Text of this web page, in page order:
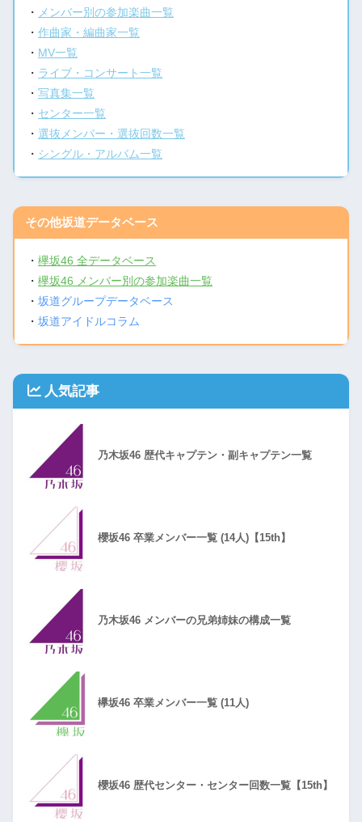
・ メンバー別の参加楽曲一覧
・作曲家・編曲家一覧
・ MV一覧
・ ライブ・コンサート一覧
・写真集一覧
・ センター一覧
・選抜メンバー・選抜回数一覧
・ シングル・アルバム一覧
その他坂道データベース
・欅坂46 全データベース
・欅坂46 メンバー別の参加楽曲一覧
・坂道グループデータベース
・坂道アイドルコラム
人気記事
乃木坂46 歴代キャプテン・副キャプテン一覧
櫻坂46 卒業メンバー一覧 (14人)【15th】
乃木坂46 メンバーの兄弟姉妹の構成一覧
欅坂46 卒業メンバー一覧 (11人)
櫻坂46 歴代センター・センター回数一覧【15th】